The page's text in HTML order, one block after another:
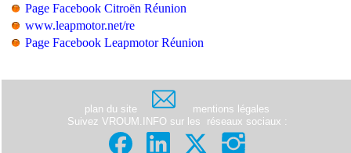
Page Facebook Citroën Réunion
www.leapmotor.net/re
Page Facebook Leapmotor Réunion
plan du site
mentions légales
Suivez VROUM.INFO sur les
réseaux sociaux :